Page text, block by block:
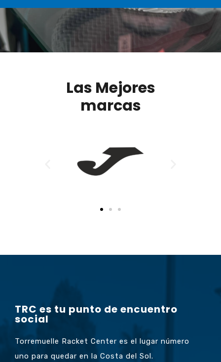
Las Mejores
marcas
TRC es tu punto de encuentro
social
Torremuelle Racket Center es el lugar número
uno para quedar en la Costa del Sol.